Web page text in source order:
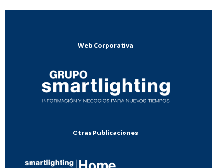
Web Corporativa
Otras Publicaciones